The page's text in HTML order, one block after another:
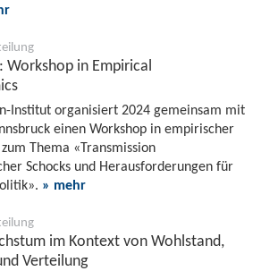
Workshop in Empirical
Institut organisiert 2024 gemeinsam mit
einen Workshop in empirischer
Thema «Transmission
Schocks und Herausforderungen für
» mehr
im Kontext von Wohlstand,
Verteilung